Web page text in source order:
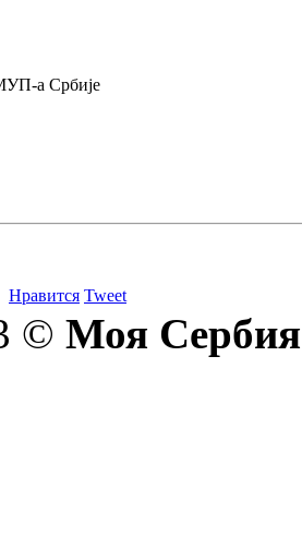
a Србије
Нравится Tweet
© Моя Сербия